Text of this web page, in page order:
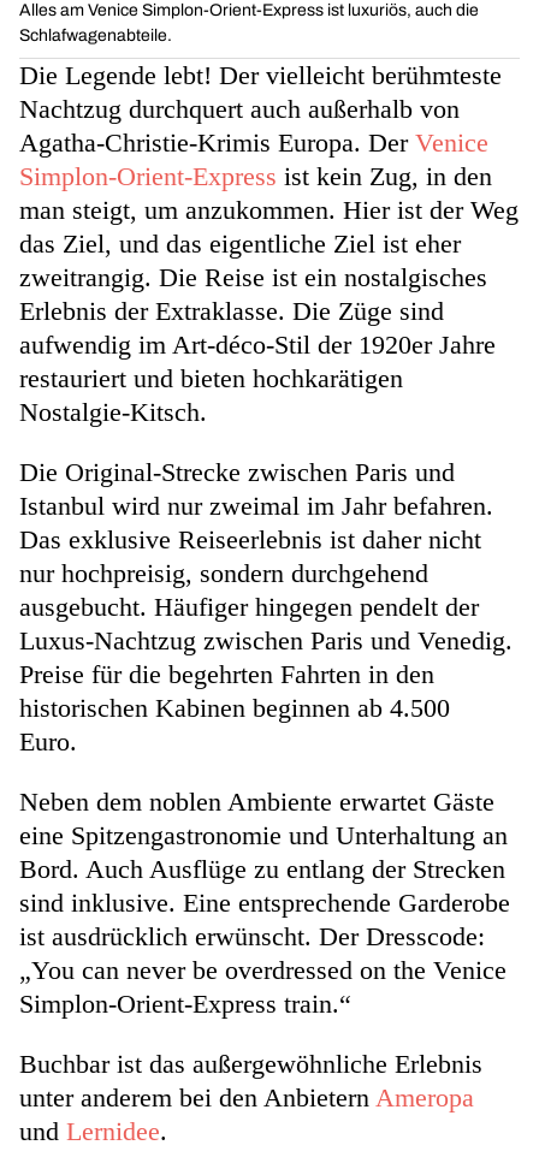
Alles am Venice Simplon-Orient-Express ist luxuriös, auch die
Schlafwagenabteile.
Die Legende lebt! Der vielleicht berühmteste
Nachtzug durchquert auch außerhalb von
Agatha-Christie-Krimis Europa. Der Venice
Simplon-Orient-Express ist kein Zug, in den
man steigt, um anzukommen. Hier ist der Weg
das Ziel, und das eigentliche Ziel ist eher
zweitrangig. Die Reise ist ein nostalgisches
Erlebnis der Extraklasse. Die Züge sind
aufwendig im Art-déco-Stil der 1920er Jahre
restauriert und bieten hochkarätigen
Nostalgie-Kitsch.
Die Original-Strecke zwischen Paris und
Istanbul wird nur zweimal im Jahr befahren.
Das exklusive Reiseerlebnis ist daher nicht
nur hochpreisig, sondern durchgehend
ausgebucht. Häufiger hingegen pendelt der
Luxus-Nachtzug zwischen Paris und Venedig.
Preise für die begehrten Fahrten in den
historischen Kabinen beginnen ab 4.500
Euro.
Neben dem noblen Ambiente erwartet Gäste
eine Spitzen­gastronomie und Unterhaltung an
Bord. Auch Ausflüge zu entlang der Strecken
sind inklusive. Eine entsprechende Garderobe
ist ausdrücklich erwünscht. Der Dresscode:
„You can never be overdressed on the Venice
Simplon-Orient-Express train.“
Buchbar ist das außergewöhnliche Erlebnis
unter anderem bei den Anbietern Ameropa
und Lernidee.